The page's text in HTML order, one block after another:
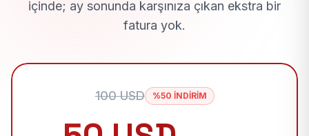
içinde; ay sonunda karşınıza çıkan ekstra bir
fatura yok.
100 USD %50 İNDİRİM